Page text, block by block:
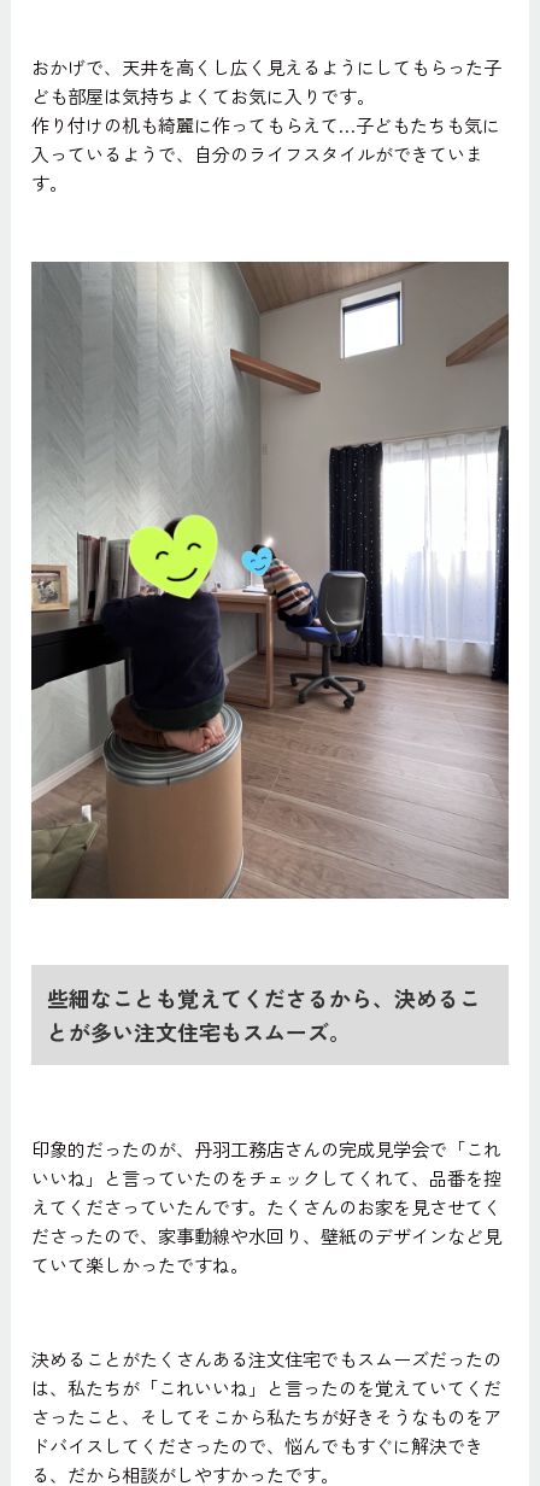
おかげで、天井を高くし広く見えるようにしてもらった子
ども部屋は気持ちよくてお気に入りです。
作り付けの机も綺麗に作ってもらえて…子どもたちも気に
入っているようで、自分のライフスタイルができていま
す。
些細なことも覚えてくださるから、決めるこ
とが多い注文住宅もスムーズ。
印象的だったのが、丹羽工務店さんの完成見学会で「これ
いいね」と言っていたのをチェックしてくれて、品番を控
えてくださっていたんです。たくさんのお家を見させてく
ださったので、家事動線や水回り、壁紙のデザインなど見
ていて楽しかったですね。
決めることがたくさんある注文住宅でもスムーズだったの
は、私たちが「これいいね」と言ったのを覚えていてくだ
さったこと、そしてそこから私たちが好きそうなものをア
ドバイスしてくださったので、悩んでもすぐに解決でき
る、だから相談がしやすかったです。